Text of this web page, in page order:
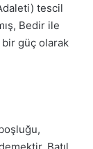
tescil
Bedir ile
güç olarak
Batıl